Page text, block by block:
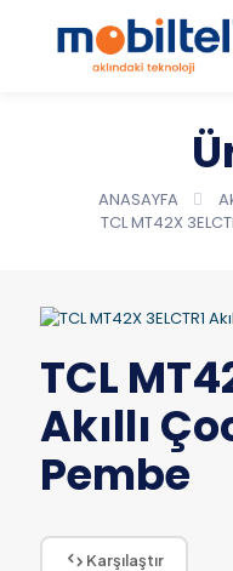
ANASAYFA
TCL MT42X
TCL
Akıllı
Pembe
Karşılaştır